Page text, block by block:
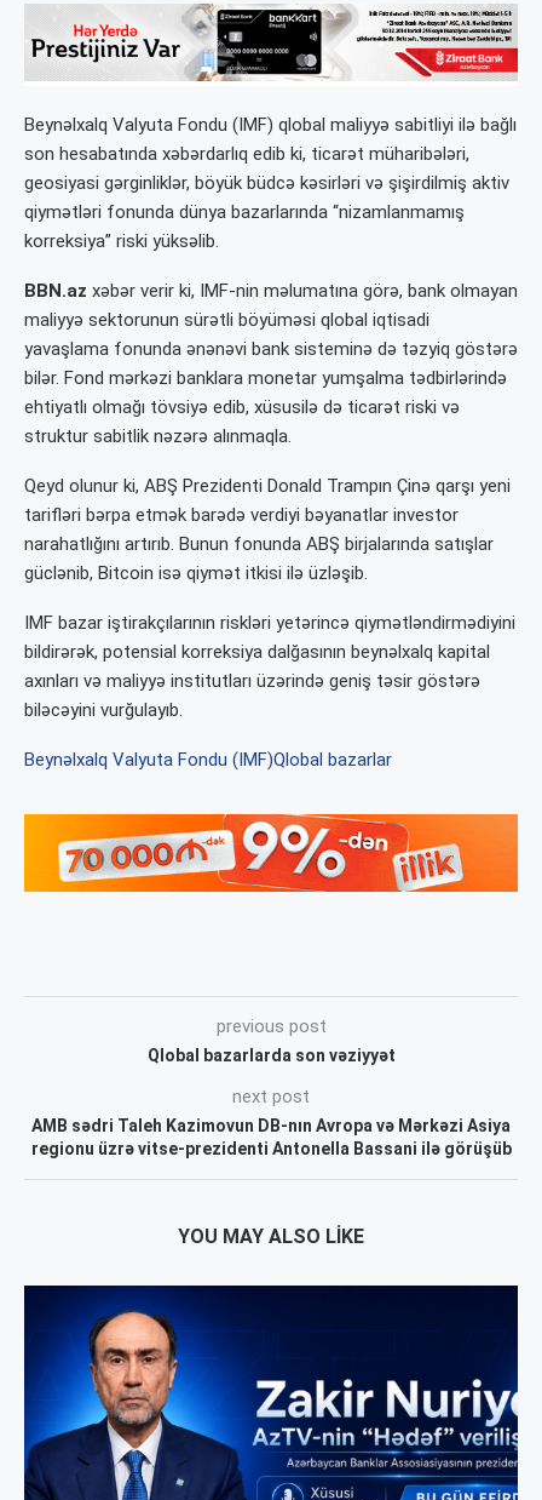
Beynəlxalq Valyuta Fondu (IMF) qlobal maliyyə sabitliyi ilə bağlı
son hesabatında xəbərdarlıq edib ki, ticarət müharibələri,
geosiyasi gərginliklər, böyük büdcə kəsirləri və şişirdilmiş aktiv
qiymətləri fonunda dünya bazarlarında “nizamlanmamış
korreksiya” riski yüksəlib.
BBN.az xəbər verir ki, IMF-nin məlumatına görə, bank olmayan
maliyyə sektorunun sürətli böyüməsi qlobal iqtisadi
yavaşlama fonunda ənənəvi bank sisteminə də təzyiq göstərə
bilər. Fond mərkəzi banklara monetar yumşalma tədbirlərində
ehtiyatlı olmağı tövsiyə edib, xüsusilə də ticarət riski və
struktur sabitlik nəzərə alınmaqla.
Qeyd olunur ki, ABŞ Prezidenti Donald Trampın Çinə qarşı yeni
tarifləri bərpa etmək barədə verdiyi bəyanatlar investor
narahatlığını artırıb. Bunun fonunda ABŞ birjalarında satışlar
güclənib, Bitcoin isə qiymət itkisi ilə üzləşib.
IMF bazar iştirakçılarının riskləri yetərincə qiymətləndirmədiyini
bildirərək, potensial korreksiya dalğasının beynəlxalq kapital
axınları və maliyyə institutları üzərində geniş təsir göstərə
biləcəyini vurğulayıb.
Beynəlxalq Valyuta Fondu (IMF)Qlobal bazarlar
previous post
Qlobal bazarlarda son vəziyyət
next post
AMB sədri Taleh Kazimovun DB-nın Avropa və Mərkəzi Asiya
regionu üzrə vitse-prezidenti Antonella Bassani ilə görüşüb
YOU MAY ALSO LIKE